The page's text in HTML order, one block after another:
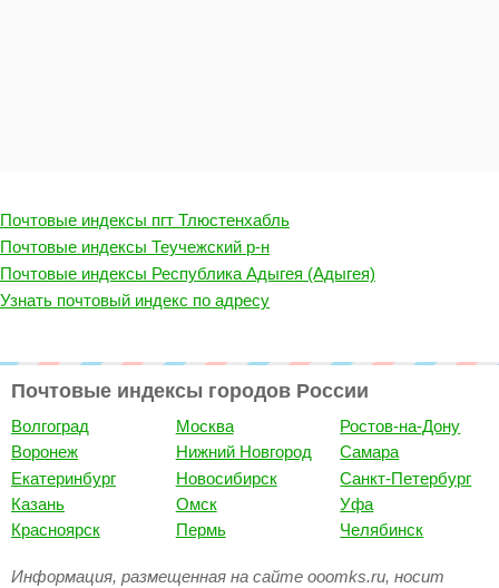
Почтовые индексы пгт Тлюстенхабль
Почтовые индексы Теучежский р-н
Почтовые индексы Республика Адыгея (Адыгея)
Узнать почтовый индекс по адресу
Почтовые индексы городов России
Волгоград
Воронеж
Екатеринбург
Казань
Красноярск
Москва
Нижний Новгород
Новосибирск
Омск
Пермь
Ростов-на-Дону
Самара
Санкт-Петербург
Уфа
Челябинск
Информация, размещенная на сайте ooomks.ru, носит